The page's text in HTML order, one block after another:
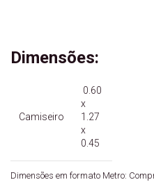
Dimensões:
Camiseiro
0.60
x
1.27
x
0.45
Dimensões em formato Metro: